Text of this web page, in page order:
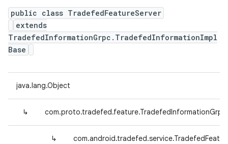
public class TradefedFeatureServer
extends
TradefedInformationGrpc.TradefedInformationImpl
Base
java.lang.Object
↳
↳